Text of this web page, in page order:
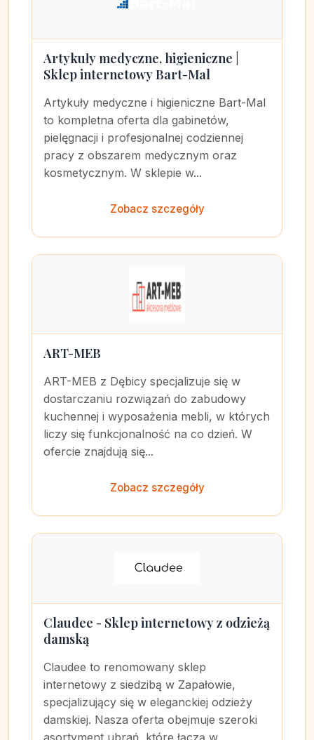
Artykuły medyczne, higieniczne |
Sklep internetowy Bart-Mal
Artykuły medyczne i higieniczne Bart-Mal
to kompletna oferta dla gabinetów,
pielęgnacji i profesjonalnej codziennej
pracy z obszarem medycznym oraz
kosmetycznym. W sklepie w...
Zobacz szczegóły
ART-MEB
ART-MEB z Dębicy specjalizuje się w
dostarczaniu rozwiązań do zabudowy
kuchennej i wyposażenia mebli, w których
liczy się funkcjonalność na co dzień. W
ofercie znajdują się...
Zobacz szczegóły
Claudee - Sklep internetowy z odzieżą
damską
Claudee to renomowany sklep
internetowy z siedzibą w Zapałowie,
specjalizujący się w eleganckiej odzieży
damskiej. Nasza oferta obejmuje szeroki
asortyment ubrań, które łączą w...